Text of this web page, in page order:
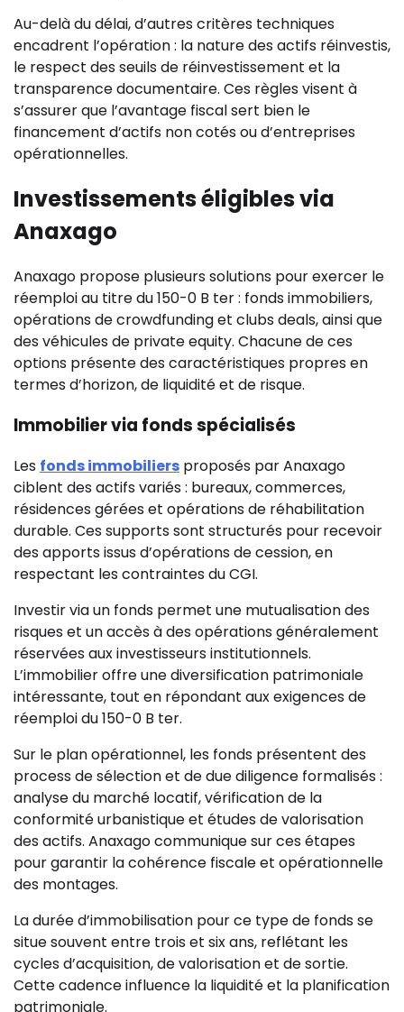
Au-delà du délai, d’autres critères techniques
encadrent l’opération : la nature des actifs réinvestis,
le respect des seuils de réinvestissement et la
transparence documentaire. Ces règles visent à
s’assurer que l’avantage fiscal sert bien le
financement d’actifs non cotés ou d’entreprises
opérationnelles.
Investissements éligibles via
Anaxago
Anaxago propose plusieurs solutions pour exercer le
réemploi au titre du 150-0 B ter : fonds immobiliers,
opérations de crowdfunding et clubs deals, ainsi que
des véhicules de private equity. Chacune de ces
options présente des caractéristiques propres en
termes d’horizon, de liquidité et de risque.
Immobilier via fonds spécialisés
Les fonds immobiliers proposés par Anaxago
ciblent des actifs variés : bureaux, commerces,
résidences gérées et opérations de réhabilitation
durable. Ces supports sont structurés pour recevoir
des apports issus d’opérations de cession, en
respectant les contraintes du CGI.
Investir via un fonds permet une mutualisation des
risques et un accès à des opérations généralement
réservées aux investisseurs institutionnels.
L’immobilier offre une diversification patrimoniale
intéressante, tout en répondant aux exigences de
réemploi du 150-0 B ter.
Sur le plan opérationnel, les fonds présentent des
process de sélection et de due diligence formalisés :
analyse du marché locatif, vérification de la
conformité urbanistique et études de valorisation
des actifs. Anaxago communique sur ces étapes
pour garantir la cohérence fiscale et opérationnelle
des montages.
La durée d’immobilisation pour ce type de fonds se
situe souvent entre trois et six ans, reflétant les
cycles d’acquisition, de valorisation et de sortie.
Cette cadence influence la liquidité et la planification
patrimoniale.